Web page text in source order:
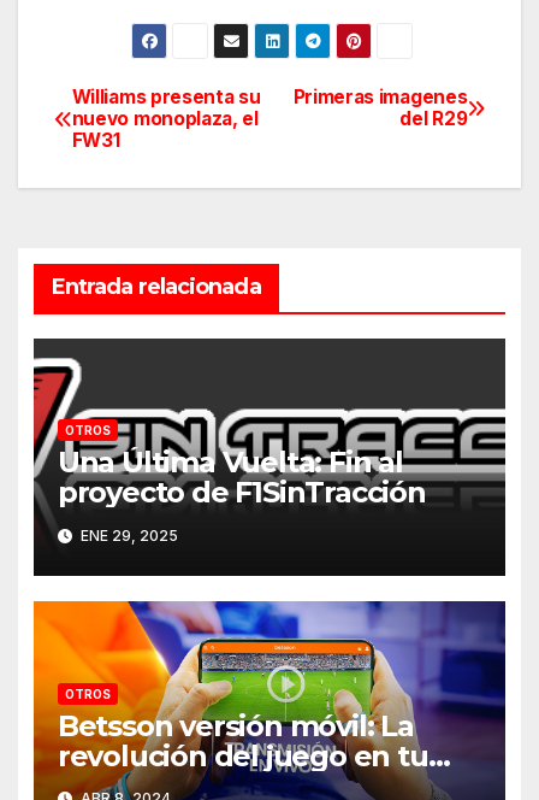
Navegación
de
Primeras imagenes
del R29
Williams presenta su
nuevo monoplaza, el
FW31
Entrada relacionada
OTROS
Una Última Vuelta: Fin al
proyecto de F1SinTracción
ENE 29, 2025
OTROS
Betsson versión móvil: La
revolución del juego en tu
bolsillo